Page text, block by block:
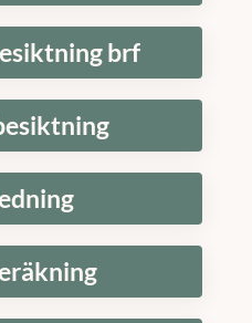
brf